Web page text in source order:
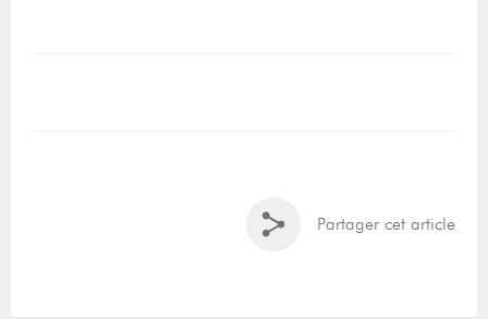
Partager cet article